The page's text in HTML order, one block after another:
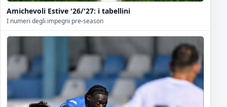
Amichevoli Estive '26/'27: i tabellini
I numeri degli impegni pre-season